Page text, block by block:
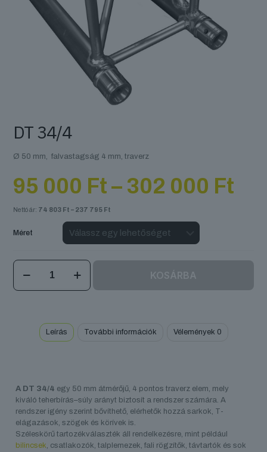
DT 34/4
Ø 50 mm, falvastagság 4 mm, traverz
95 000 Ft – 302 000 Ft
Nettó ár: 74 803 Ft – 237 795 Ft
Méret
DT
34/4
mennyiség
KOSÁRBA
Leírás További információk Vélemények 0
A DT 34/4 egy 50 mm átmérőjű, 4 pontos traverz elem, mely
kiváló teherbírás–súly arányt biztosít a rendszer számára. A
rendszer igény szerint bővíthető, elérhetők hozzá sarkok, T-
elágazások, szögek és körívek is.
Széleskörű tartozékválaszték áll rendelkezésre, mint például
bilincsek, csatlakozók, talplemezek, fali rögzítők, távtartók és sok